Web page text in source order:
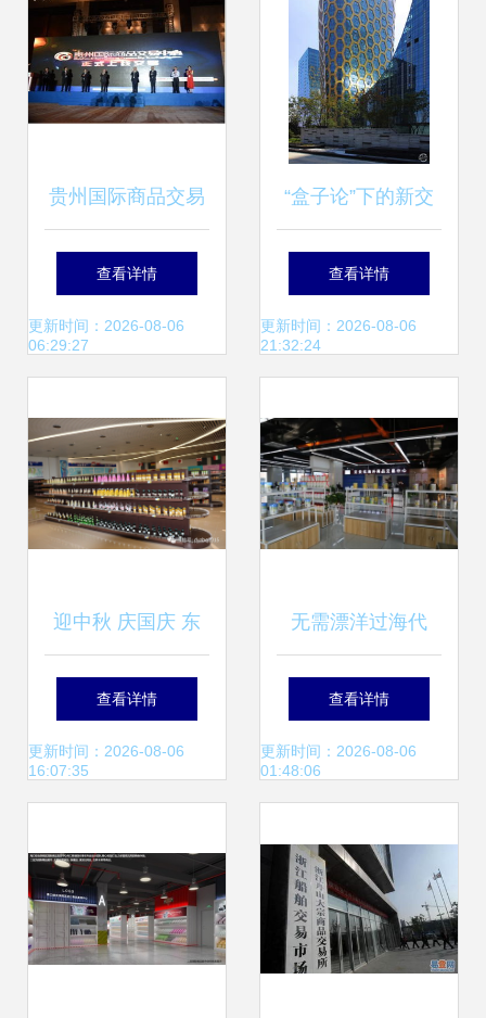
举行
贵州国际商品交易
中心开业 大数据驱
动行业转型的新起
查看详情
更新时间：2026-08-06
06:29:27
“盒子论”下的新交
易枢纽 V-Shaped
体验空间的中国本
查看详情
更新时间：2026-08-06
21:32:24
迎中秋 庆国庆 东
营综合保税区国际
商品展示交易中心
查看详情
更新时间：2026-08-06
16:07:35
无需漂洋过海代
购，西咸空港安奈
优让你一切无忧！
开启
查看详情
更新时间：2026-08-06
01:48:06